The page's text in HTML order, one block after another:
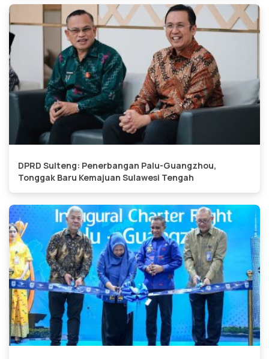
DPRD Sulteng: Penerbangan Palu-Guangzhou,
Tonggak Baru Kemajuan Sulawesi Tengah